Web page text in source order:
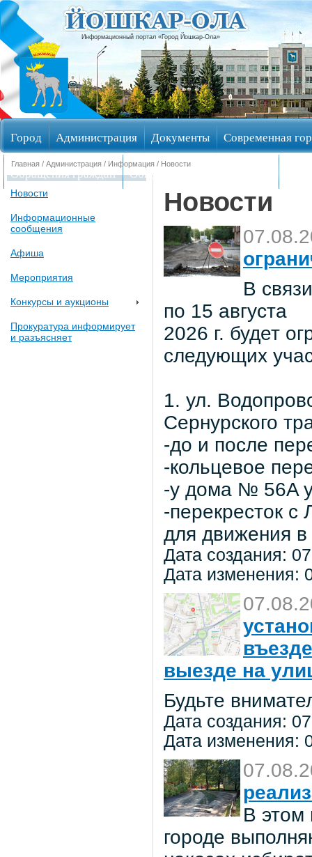
Информационный портал «Город Йошкар-Ола»
Город Администрация Документы Современная
Обращения граждан Общественные обсуждения
Главная / Администрация / Информация / Новости
Новости
Информационные
сообщения
Афиша
Мероприятия
Конкурсы и аукционы
Прокуратура информирует
и разъясняет
Новости
В
по 15 августа
2026 г. будет
следующих
1. ул.
Сернурского
-до и после
-кольцевое
-у дома № 56A
-перекресток с
для движения
Дата создания:
Дата изменения:
выезде на
Будьте
Дата создания:
Дата изменения:
В этом
городе